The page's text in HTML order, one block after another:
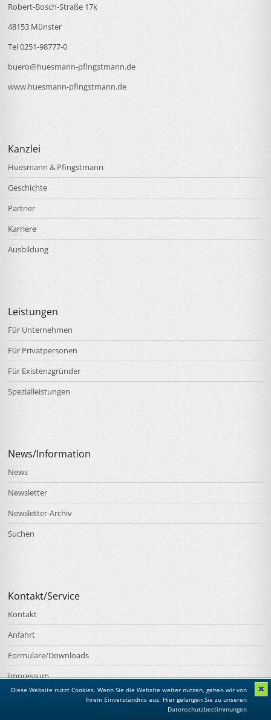
Diese Website nutzt Cookies. Wenn Sie die Website weiter nutzen, gehen wir von
Ihrem Einverständnis aus. Hier gelangen Sie zu unseren
Datenschutzbestimmungen
✖
Robert-Bosch-Straße 17k
48153 Münster
Tel 0251-98777-0
buero@huesmann-pfingstmann.de
www.huesmann-pfingstmann.de
Kanzlei
Huesmann & Pfingstmann
Geschichte
Partner
Karriere
Ausbildung
Leistungen
Für Unternehmen
Für Privatpersonen
Für Existenzgründer
Spezialleistungen
News/Information
News
Newsletter
Newsletter-Archiv
Suchen
Kontakt/Service
Kontakt
Anfahrt
Formulare/Downloads
Impressum